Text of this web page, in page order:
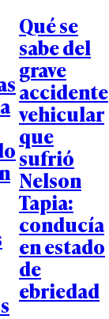
Qué se
sabe del
grave
accidente
vehicular
que
sufrió
Nelson
Tapia:
conducía
en estado
de
ebriedad